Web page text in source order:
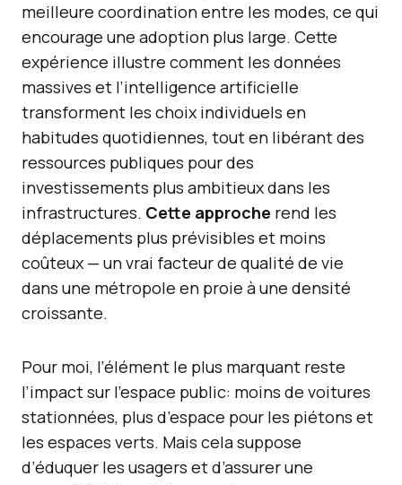
meilleure coordination entre les modes, ce qui
encourage une adoption plus large. Cette
expérience illustre comment les données
massives et l’intelligence artificielle
transforment les choix individuels en
habitudes quotidiennes, tout en libérant des
ressources publiques pour des
investissements plus ambitieux dans les
infrastructures. Cette approche rend les
déplacements plus prévisibles et moins
coûteux — un vrai facteur de qualité de vie
dans une métropole en proie à une densité
croissante.
Pour moi, l’élément le plus marquant reste
l’impact sur l’espace public: moins de voitures
stationnées, plus d’espace pour les piétons et
les espaces verts. Mais cela suppose
d’éduquer les usagers et d’assurer une